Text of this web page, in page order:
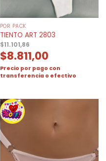
POR PACK
TIENTO ART 2803
$11.101,86
$8.811,00
Precio por pago con
transferencia o efectivo